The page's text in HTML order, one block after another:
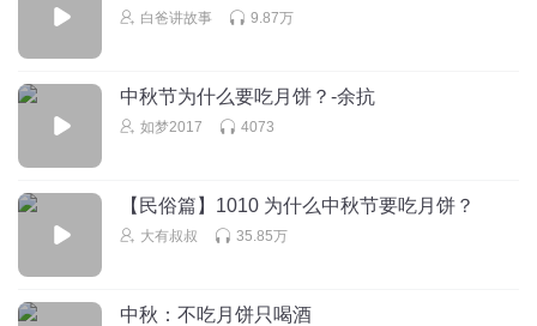
白爸讲故事 9.87万
中秋节为什么要吃月饼？-余抗
如梦2017 4073
【民俗篇】1010 为什么中秋节要吃月饼？
大有叔叔 35.85万
中秋：不吃月饼只喝酒